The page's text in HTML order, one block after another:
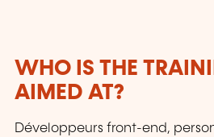
WHO IS THE
AIMED AT?
Développeurs front-end,